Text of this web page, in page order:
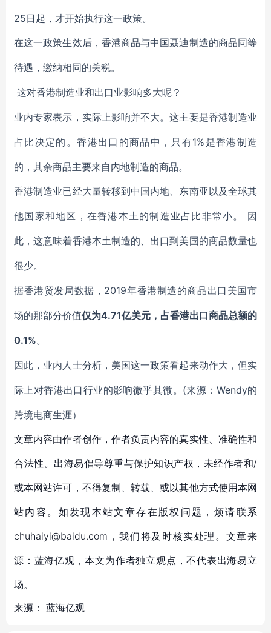
25日起，才开始执行这一政策。
在这一政策生效后，香港商品与中国聂迪制造的商品同等
待遇，缴纳相同的关税。
这对香港制造业和出口业影响多大呢？
业内专家表示，实际上影响并不大。这主要是香港制造业
占比决定的。香港出口的商品中，只有1%是香港制造
的，其余商品主要来自内地制造的商品。
香港制造业已经大量转移到中国内地、东南亚以及全球其
他国家和地区，在香港本土的制造业占比非常小。 因
此，这意味着香港本土制造的、出口到美国的商品数量也
很少。
据香港贸发局数据， 2019年香港制造的商品出口美国市
场的那部分价值仅为4.71亿美元，占香港出口商品总额的
0.1%。
因此，业内人士分析，美国这一政策看起来动作大，但实
际上对香港出口行业的影响微乎其微。 (来源：Wendy的
跨境电商生涯）
文章内容由作者创作，作者负责内容的真实性、准确性和
合法性。出海易倡导尊重与保护知识产权，未经作者和/
或本网站许可，不得复制、转载、或以其他方式使用本网
站内容。如发现本站文章存在版权问题，烦请联系
chuhaiyi@baidu.com，我们将及时核实处理。文章来
源：蓝海亿观，本文为作者独立观点，不代表出海易立
场。
来源： 蓝海亿观